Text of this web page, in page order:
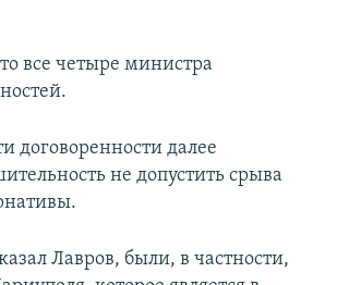
все четыре министра
договоренности далее
не допустить срыва
Лавров, были, в частности,